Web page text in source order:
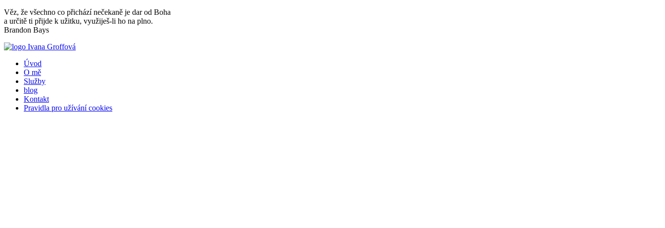
Přejít
k
obsahu
Věz, že všechno co přichází nečekaně je dar od Boha
a určitě ti přijde k užitku, využiješ-li ho na plno.
Brandon Bays
Úvod
O mě
Služby
blog
Kontakt
Pravidla pro užívání cookies